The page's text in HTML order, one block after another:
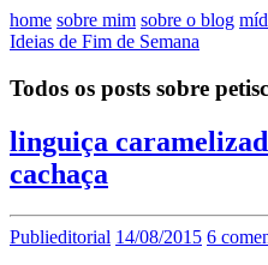
home sobre mim sobre o blog
Ideias de Fim de Semana
Todos os posts sobre
linguiça
cachaça
Publieditorial 14/08/2015 6